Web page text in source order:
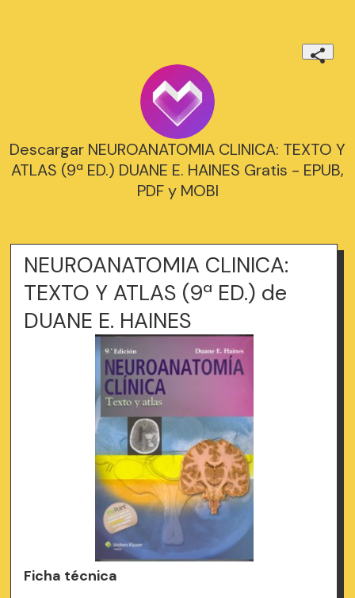
Descargar NEUROANATOMIA CLINICA: TEXTO Y
ATLAS (9ª ED.) DUANE E. HAINES Gratis - EPUB,
PDF y MOBI
NEUROANATOMIA CLINICA:
TEXTO Y ATLAS (9ª ED.) de
DUANE E. HAINES
Ficha técnica